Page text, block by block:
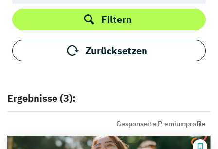
Filtern
Zurücksetzen
Ergebnisse (3):
Gesponserte Premiumprofile